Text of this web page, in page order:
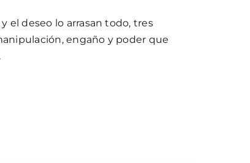
el deseo lo arrasan todo, tres
engaño y poder que